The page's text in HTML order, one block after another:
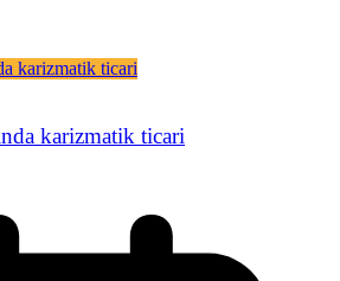
karizmatik ticari